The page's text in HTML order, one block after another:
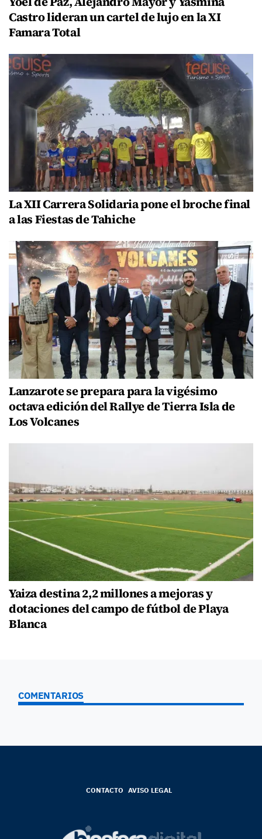
Castro lideran un cartel de lujo en la XI
Famara Total
La XII Carrera Solidaria pone el broche final
a las Fiestas de Tahiche
Lanzarote se prepara para la vigésimo
octava edición del Rallye de Tierra Isla de
Los Volcanes
Yaiza destina 2,2 millones a mejoras y
dotaciones del campo de fútbol de Playa
Blanca
COMENTARIOS
CONTACTO AVISO LEGAL